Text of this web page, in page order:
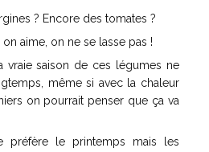
? Encore des tomates ?
aime, on ne se lasse pas !
vraie saison de ces légumes ne
même si avec la chaleur
on pourrait penser que ça va
préfère le printemps mais les